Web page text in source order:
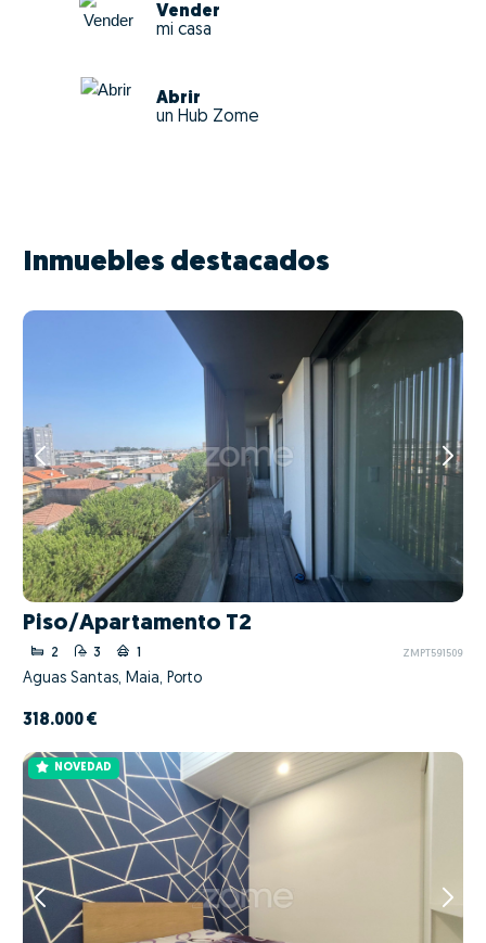
Vender
mi casa
Abrir
un Hub Zome
Inmuebles destacados
Piso/Apartamento T2
2 3 1 ZMPT591509
Águas Santas, Maia, Porto
318.000 €
NOVEDAD